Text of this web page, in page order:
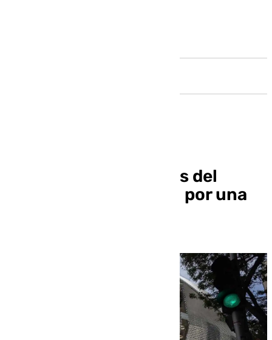
Suspendidas las obras del
parking del Bernabéu por una